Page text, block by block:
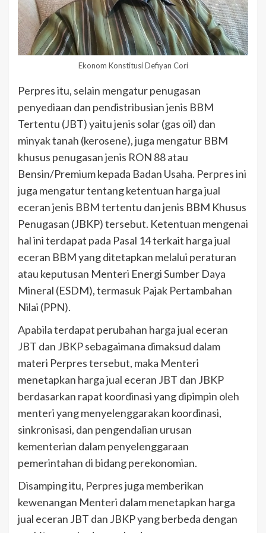
Ekonom Konstitusi Defiyan Cori
Perpres itu, selain mengatur penugasan
penyediaan dan pendistribusian jenis BBM
Tertentu (JBT) yaitu jenis solar (gas oil) dan
minyak tanah (kerosene), juga mengatur BBM
khusus penugasan jenis RON 88 atau
Bensin/Premium kepada Badan Usaha. Perpres ini
juga mengatur tentang ketentuan harga jual
eceran jenis BBM tertentu dan jenis BBM Khusus
Penugasan (JBKP) tersebut. Ketentuan mengenai
hal ini terdapat pada Pasal 14 terkait harga jual
eceran BBM yang ditetapkan melalui peraturan
atau keputusan Menteri Energi Sumber Daya
Mineral (ESDM), termasuk Pajak Pertambahan
Nilai (PPN).
Apabila terdapat perubahan harga jual eceran
JBT dan JBKP sebagaimana dimaksud dalam
materi Perpres tersebut, maka Menteri
menetapkan harga jual eceran JBT dan JBKP
berdasarkan rapat koordinasi yang dipimpin oleh
menteri yang menyelenggarakan koordinasi,
sinkronisasi, dan pengendalian urusan
kementerian dalam penyelenggaraan
pemerintahan di bidang perekonomian.
Disamping itu, Perpres juga memberikan
kewenangan Menteri dalam menetapkan harga
jual eceran JBT dan JBKP yang berbeda dengan